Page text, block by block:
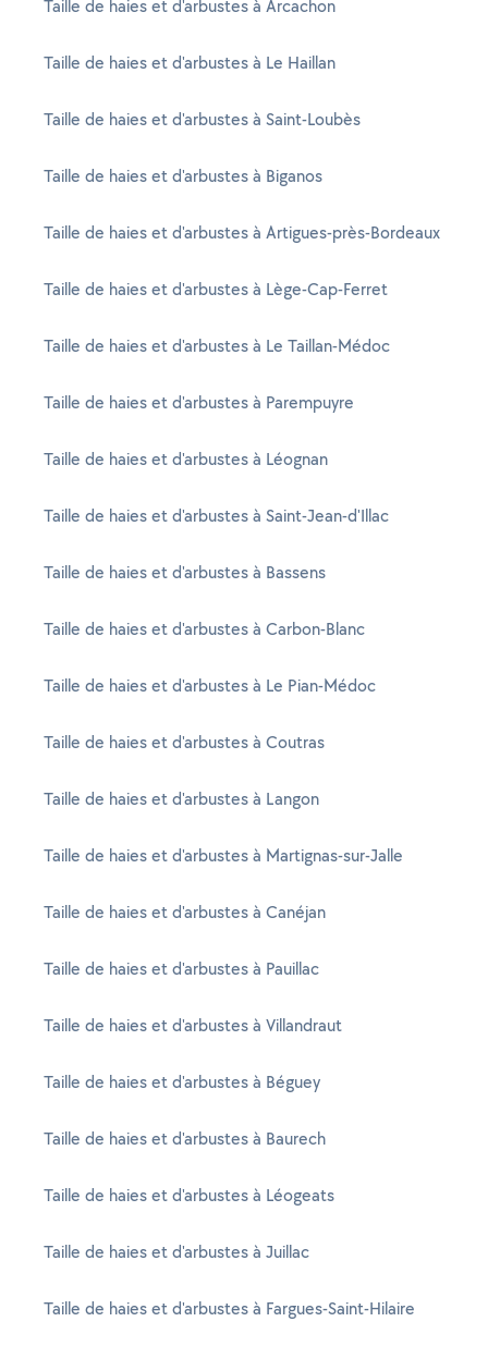
Taille de haies et d'arbustes à Arcachon
Taille de haies et d'arbustes à Le Haillan
Taille de haies et d'arbustes à Saint-Loubès
Taille de haies et d'arbustes à Biganos
Taille de haies et d'arbustes à Artigues-près-Bordeaux
Taille de haies et d'arbustes à Lège-Cap-Ferret
Taille de haies et d'arbustes à Le Taillan-Médoc
Taille de haies et d'arbustes à Parempuyre
Taille de haies et d'arbustes à Léognan
Taille de haies et d'arbustes à Saint-Jean-d'Illac
Taille de haies et d'arbustes à Bassens
Taille de haies et d'arbustes à Carbon-Blanc
Taille de haies et d'arbustes à Le Pian-Médoc
Taille de haies et d'arbustes à Coutras
Taille de haies et d'arbustes à Langon
Taille de haies et d'arbustes à Martignas-sur-Jalle
Taille de haies et d'arbustes à Canéjan
Taille de haies et d'arbustes à Pauillac
Taille de haies et d'arbustes à Villandraut
Taille de haies et d'arbustes à Béguey
Taille de haies et d'arbustes à Baurech
Taille de haies et d'arbustes à Léogeats
Taille de haies et d'arbustes à Juillac
Taille de haies et d'arbustes à Fargues-Saint-Hilaire